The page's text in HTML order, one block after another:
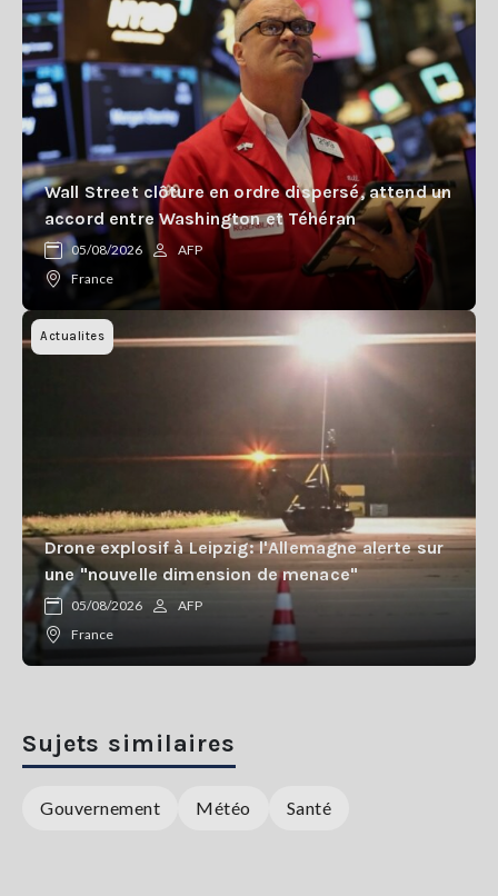
Wall Street clôture en ordre dispersé, attend un
accord entre Washington et Téhéran
05/08/2026
AFP
France
Actualites
Drone explosif à Leipzig: l'Allemagne alerte sur
une "nouvelle dimension de menace"
05/08/2026
AFP
France
Sujets similaires
Gouvernement Météo Santé